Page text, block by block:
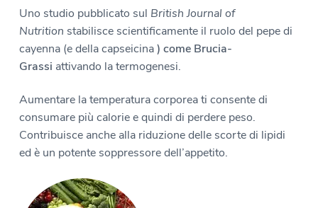
Uno studio pubblicato sul British Journal of
Nutrition stabilisce scientificamente il ruolo del pepe di
cayenna (e della capseicina) come Brucia-
Grassi attivando la termogenesi.
Aumentare la temperatura corporea ti consente di
consumare più calorie e quindi di perdere peso.
Contribuisce anche alla riduzione delle scorte di lipidi
ed è un potente soppressore dell’appetito.